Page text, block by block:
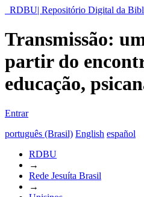
RDBU| Repositório Digital da
Transmissão:
partir do
educação,
Entrar
português (Brasil) English español
RDBU
→
Rede Jesuíta Brasil
→